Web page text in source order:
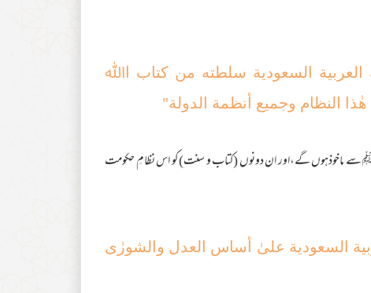
العربیة السعودیة سلطته من کتاب اﷲ
النظام وجمیع أنظمة الدولة"
ماخوذہوں گے،اور ان دونوں (کتاب و سنت) کو اس نظامِ حکومت
السعودیة علیٰ أساس العدل والشورٰی